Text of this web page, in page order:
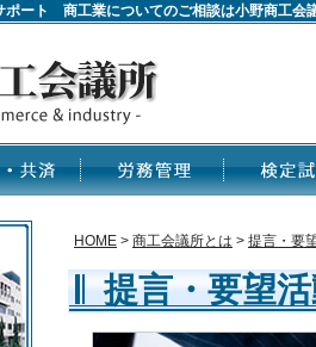
ポート 商工業についてのご相談は小野商工会
HOME > 商工会議所とは > 提言・要
提言・要望